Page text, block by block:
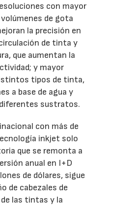
con mayor
de gota
la precisión en
de tinta y
que aumentan la
y mayor
tipos de tinta,
a base de agua y
sustratos.
con más de
inkjet solo
que se remonta a
anual en I+D
de dólares, sigue
de cabezales de
las tintas y la